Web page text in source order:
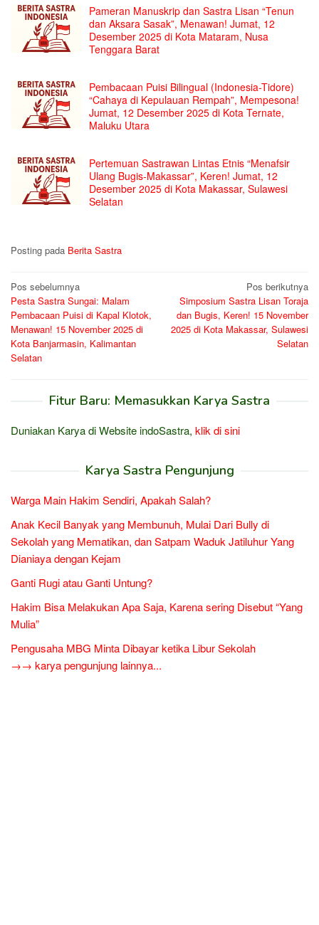
Pameran Manuskrip dan Sastra Lisan “Tenun
dan Aksara Sasak”, Menawan! Jumat, 12
Desember 2025 di Kota Mataram, Nusa
Tenggara Barat
Pembacaan Puisi Bilingual (Indonesia-Tidore)
“Cahaya di Kepulauan Rempah”, Mempesona!
Jumat, 12 Desember 2025 di Kota Ternate,
Maluku Utara
Pertemuan Sastrawan Lintas Etnis “Menafsir
Ulang Bugis-Makassar”, Keren! Jumat, 12
Desember 2025 di Kota Makassar, Sulawesi
Selatan
Posting pada Berita Sastra
Navigasi
pos
Pos sebelumnya
Pesta Sastra Sungai: Malam
Pembacaan Puisi di Kapal Klotok,
Menawan! 15 November 2025 di
Kota Banjarmasin, Kalimantan
Selatan
Pos berikutnya
Simposium Sastra Lisan Toraja
dan Bugis, Keren! 15 November
2025 di Kota Makassar, Sulawesi
Selatan
Fitur Baru: Memasukkan Karya Sastra
Duniakan Karya di Website indoSastra, klik di sini
Karya Sastra Pengunjung
Warga Main Hakim Sendiri, Apakah Salah?
Anak Kecil Banyak yang Membunuh, Mulai Dari Bully di
Sekolah yang Mematikan, dan Satpam Waduk Jatiluhur Yang
Dianiaya dengan Kejam
Ganti Rugi atau Ganti Untung?
Hakim Bisa Melakukan Apa Saja, Karena sering Disebut “Yang
Mulia”
Pengusaha MBG Minta Dibayar ketika Libur Sekolah
→→ karya pengunjung lainnya...